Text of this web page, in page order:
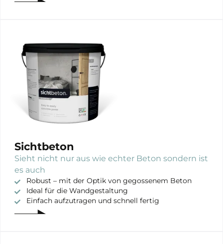
Sichtbeton
Sieht nicht nur aus wie echter Beton sondern ist
es auch
Robust – mit der Optik von gegossenem Beton
Ideal für die Wandgestaltung
Einfach aufzutragen und schnell fertig